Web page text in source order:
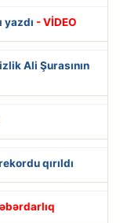
yazdı - VİDEO
Ali Şurasının
qırıldı